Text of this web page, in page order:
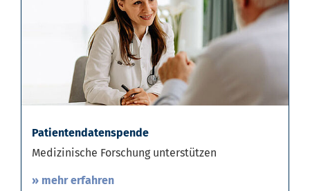
Patientendatenspende
Medizinische Forschung unterstützen
» mehr erfahren